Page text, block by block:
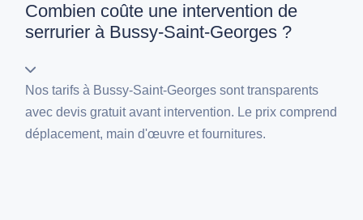
Combien coûte une intervention de
serrurier à Bussy-Saint-Georges ?
Nos tarifs à Bussy-Saint-Georges sont transparents
avec devis gratuit avant intervention. Le prix comprend
déplacement, main d'œuvre et fournitures.